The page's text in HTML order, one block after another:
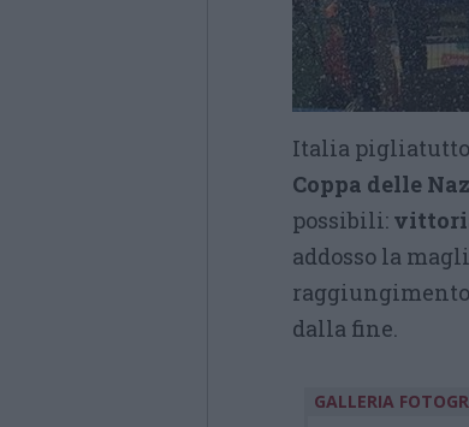
Italia pigliatutto
Coppa delle
possibili:
addosso la
dalla fine.
GALLERIA